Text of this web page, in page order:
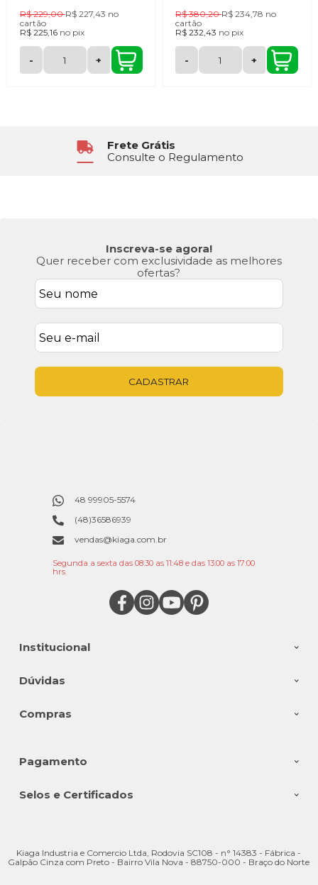
R$ 229,00R$ 227,43 no
cartão
R$ 225,16 no pix
- +
R$ 380,20R$ 234,78 no
cartão
R$ 232,43 no pix
- +
Frete Grátis
Consulte o Regulamento
Inscreva-se agora!
Quer receber com exclusividade as melhores
ofertas?
CADASTRAR
Institucional
Dúvidas
Compras
48 99905-5574
(48)36586939
vendas@kiaga.com.br
Segunda a sexta das 08:30 as 11:48 e das 13:00 as 17:00
hrs.
Pagamento
Selos e Certificados
Kiaga Industria e Comercio Ltda, Rodovia SC108 - n° 14383 - Fábrica -
Galpão Cinza com Preto - Bairro Vila Nova - 88750-000 - Braço do Norte